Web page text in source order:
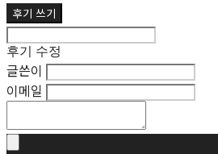
후기 쓰기
후기 수정
글쓴이
이메일